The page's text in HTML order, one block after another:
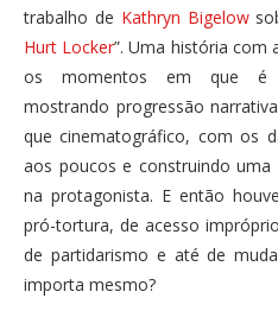
trabalho de Kathryn Bigelow
Hurt Locker”. Uma história com
os momentos em que é
mostrando progressão
que cinematográfico, com os
aos poucos e construindo uma
na protagonista. E então
pró-tortura, de acesso
de partidarismo e até de
importa mesmo?